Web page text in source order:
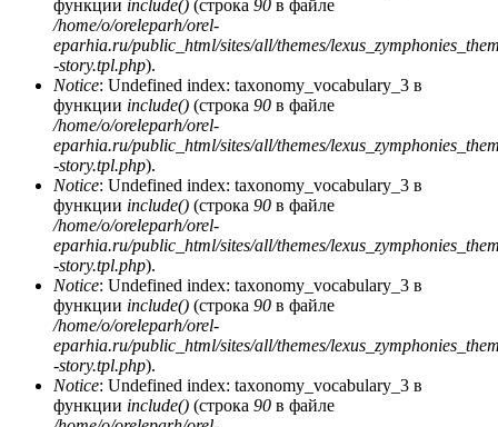
функции include() (строка 90 в файле
/home/o/oreleparh/orel-
eparhia.ru/public_html/sites/all/themes/
-story.tpl.php).
Notice: Undefined index: taxonomy_vocabulary_3 в
функции include() (строка 90 в файле
/home/o/oreleparh/orel-
eparhia.ru/public_html/sites/all/themes/
-story.tpl.php).
Notice: Undefined index: taxonomy_vocabulary_3 в
функции include() (строка 90 в файле
/home/o/oreleparh/orel-
eparhia.ru/public_html/sites/all/themes/
-story.tpl.php).
Notice: Undefined index: taxonomy_vocabulary_3 в
функции include() (строка 90 в файле
/home/o/oreleparh/orel-
eparhia.ru/public_html/sites/all/themes/
-story.tpl.php).
Notice: Undefined index: taxonomy_vocabulary_3 в
функции include() (строка 90 в файле